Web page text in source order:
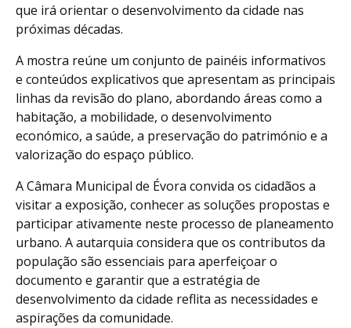
que irá orientar o desenvolvimento da cidade nas
próximas décadas.
A mostra reúne um conjunto de painéis informativos
e conteúdos explicativos que apresentam as principais
linhas da revisão do plano, abordando áreas como a
habitação, a mobilidade, o desenvolvimento
económico, a saúde, a preservação do património e a
valorização do espaço público.
A Câmara Municipal de Évora convida os cidadãos a
visitar a exposição, conhecer as soluções propostas e
participar ativamente neste processo de planeamento
urbano. A autarquia considera que os contributos da
população são essenciais para aperfeiçoar o
documento e garantir que a estratégia de
desenvolvimento da cidade reflita as necessidades e
aspirações da comunidade.